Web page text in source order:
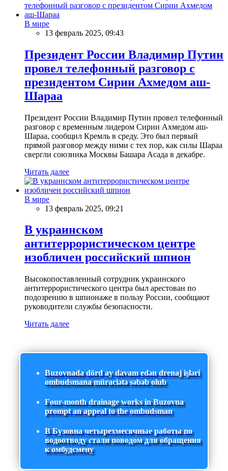
В мире
13 февраль 2025, 09:43
Президент России Владимир Путин
провел телефонный разговор с
президентом Сирии Ахмедом аш-
Шараа
Президент России Владимир Путин провел телефонный
разговор с временным лидером Сирии Ахмедом аш-
Шараа, сообщил Кремль в среду. Это был первый
прямой разговор между ними с тех пор, как силы Шараа
свергли союзника Москвы Башара Асада в декабре.
Читать далее
В мире
13 февраль 2025, 09:21
В украинском
антитеррористическом центре
изобличен российский шпион
Высокопоставленный сотрудник украинского
антитеррористического центра был арестован по
подозрению в шпионаже в пользу России, сообщают
руководители службы безопасности.
Читать далее
Buzovnada dörd ay davam edən drenaj işləri
ombudsmana müraciətə səbəb olub
Four-month drainage works in Buzovna
prompt an appeal to the ombudsman
В Бузовна четырехмесячные работы по
водоотводу стали поводом для обращения
к омбудсмену